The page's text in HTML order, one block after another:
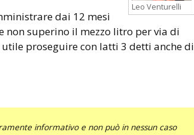
Leo Venturelli
dai 12 mesi
superino il mezzo litro per via di
proseguire con latti 3 detti anche di
informativo e non può in nessun caso